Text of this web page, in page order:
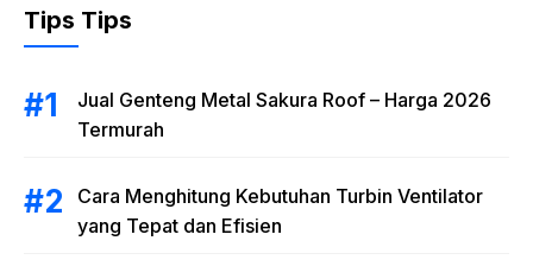
Tips Tips
Jual Genteng Metal Sakura Roof – Harga 2026
Termurah
Cara Menghitung Kebutuhan Turbin Ventilator
yang Tepat dan Efisien